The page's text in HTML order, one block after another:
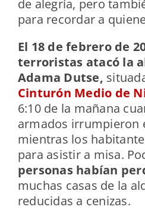
de alegría, pero
para recordar a
El 18 de febrero de
terroristas atacó la
Adama Dutse,
Cinturón Medio de
6:10 de la mañana
armados irrumpieron
mientras los
para asistir a misa.
personas habían
muchas casas de la
reducidas a cenizas.